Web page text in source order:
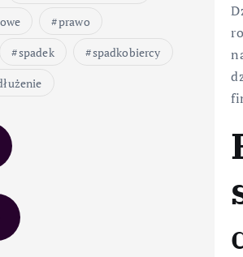
prawo
spadek
spadkobiercy